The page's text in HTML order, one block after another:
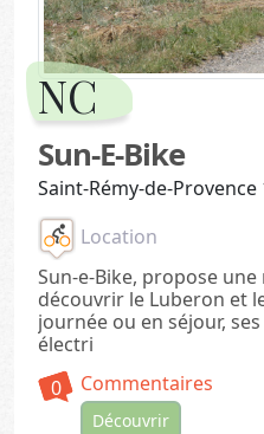
NC
Sun-E-Bike
Saint-Rémy-de-Provence
Location
Sun-e-Bike, propose
découvrir le Luberon et
journée ou en séjour,
électri
0
Commentaires
Découvrir